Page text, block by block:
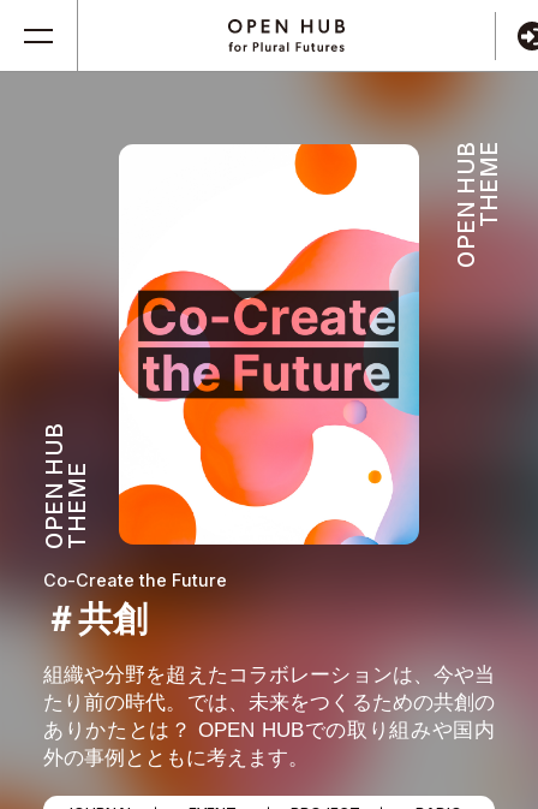
OPEN HUBTHEME
OPEN HUBTHEME
Co-Create the Future
＃共創
組織や分野を超えたコラボレーションは、今や当
たり前の時代。では、未来をつくるための共創の
ありかたとは？ OPEN HUBでの取り組みや国内
外の事例とともに考えます。